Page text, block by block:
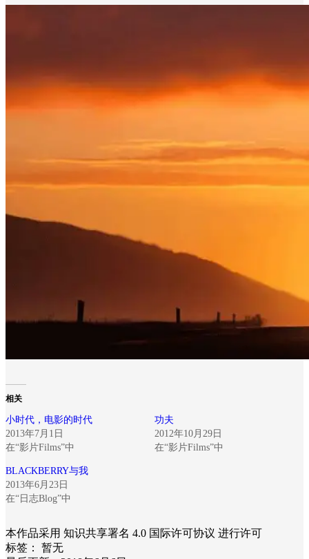
相关
小时代，电影的时代
2013年7月1日
在“影片Films”中
功夫
2012年10月29日
在“影片Films”中
BLACKBERRY与我
2013年6月23日
在“日志Blog”中
本作品采用 知识共享署名 4.0 国际许可协议 进行许可
标签：
暂无